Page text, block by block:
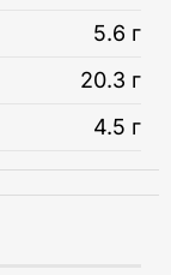
5.6 г
20.3 г
4.5 г